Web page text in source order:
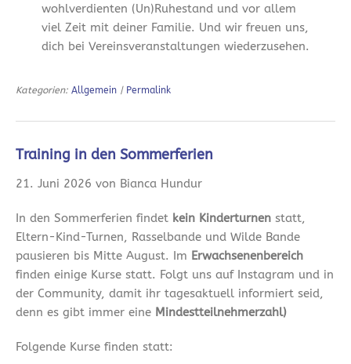
wohlverdienten (Un)Ruhestand und vor allem
viel Zeit mit deiner Familie. Und wir freuen uns,
dich bei Vereinsveranstaltungen wiederzusehen.
Kategorien: Allgemein | Permalink
Training in den Sommerferien
21. Juni 2026 von Bianca Hundur
In den Sommerferien findet kein Kinderturnen statt,
Eltern-Kind-Turnen, Rasselbande und Wilde Bande
pausieren bis Mitte August. Im Erwachsenenbereich
finden einige Kurse statt. Folgt uns auf Instagram und in
der Community, damit ihr tagesaktuell informiert seid,
denn es gibt immer eine Mindestteilnehmerzahl)
Folgende Kurse finden statt: